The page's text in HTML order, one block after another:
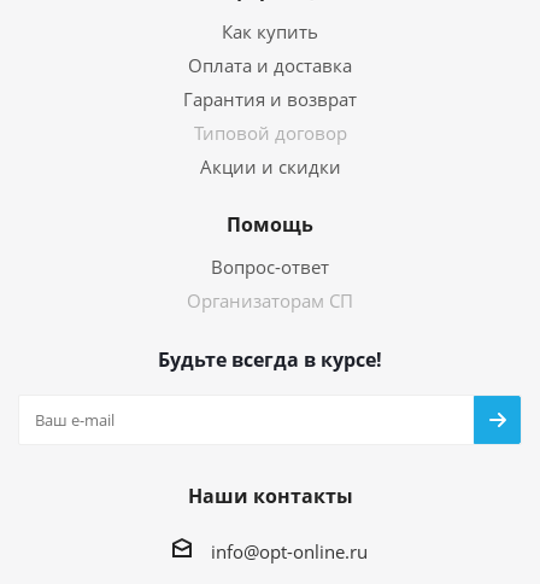
Как купить
Оплата и доставка
Гарантия и возврат
Типовой договор
Акции и скидки
Помощь
Вопрос-ответ
Организаторам СП
Будьте всегда в курсе!
Наши контакты
info@opt-online.ru